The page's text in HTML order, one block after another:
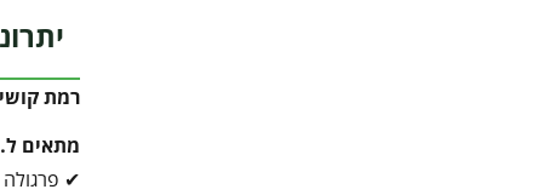
רמת
מתאים
✔ פרגולה